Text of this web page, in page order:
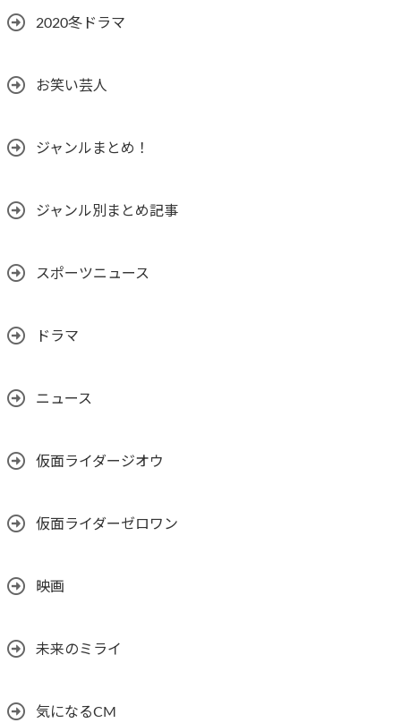
2020冬ドラマ
お笑い芸人
ジャンルまとめ！
ジャンル別まとめ記事
スポーツニュース
ドラマ
ニュース
仮面ライダージオウ
仮面ライダーゼロワン
映画
未来のミライ
気になるCM